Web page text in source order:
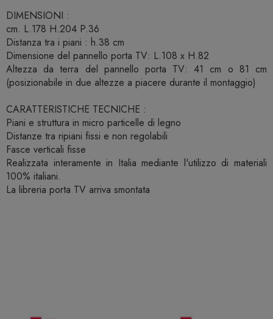
DIMENSIONI :
cm. L.178 H.204 P.36
Distanza tra i piani : h.38 cm
Dimensione del pannello porta TV: L.108 x H.82
Altezza da terra del pannello porta TV: 41 cm o 81 cm
(posizionabile in due altezze a piacere durante il montaggio)
CARATTERISTICHE TECNICHE :
Piani e struttura in micro particelle di legno
Distanze tra ripiani fissi e non regolabili
Fasce verticali fisse
Realizzata interamente in Italia mediante l'utilizzo di materiali
100% italiani.
La libreria porta TV arriva smontata